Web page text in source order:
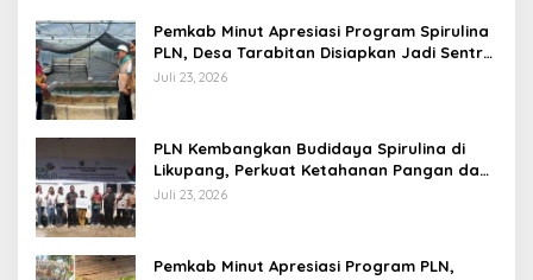
Pemkab Minut Apresiasi Program Spirulina
PLN, Desa Tarabitan Disiapkan Jadi Sentra
Pangan Berbasis Energi Bersih
Juli 23, 2026
PLN Kembangkan Budidaya Spirulina di
Likupang, Perkuat Ketahanan Pangan dan
Ekonomi Masyarakat
Juli 23, 2026
Pemkab Minut Apresiasi Program PLN,